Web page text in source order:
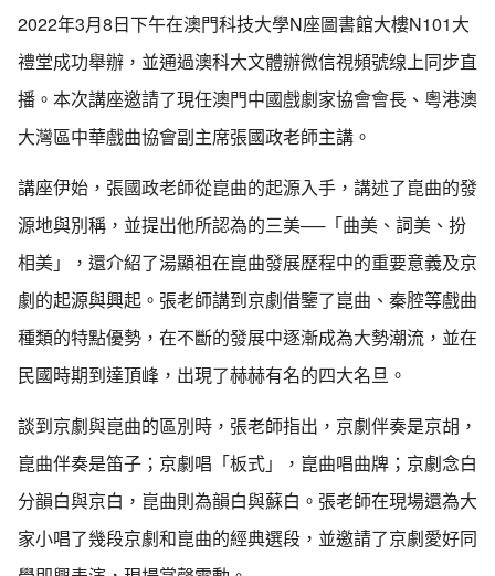
2022年3月8日下午在澳門科技大學N座圖書館大樓N101大
禮堂成功舉辦，並通過澳科大文體辦微信視頻號缐上同步直
播。本次講座邀請了現任澳門中國戲劇家協會會長、粵港澳
大灣區中華戲曲協會副主席張國政老師主講。
講座伊始，張國政老師從崑曲的起源入手，講述了崑曲的發
源地與別稱，並提出他所認為的三美──「曲美、詞美、扮
相美」，還介紹了湯顯祖在崑曲發展歷程中的重要意義及京
劇的起源與興起。張老師講到京劇借鑒了崑曲、秦腔等戲曲
種類的特點優勢，在不斷的發展中逐漸成為大勢潮流，並在
民國時期到達頂峰，出現了赫赫有名的四大名旦。
談到京劇與崑曲的區別時，張老師指出，京劇伴奏是京胡，
崑曲伴奏是笛子；京劇唱「板式」，崑曲唱曲牌；京劇念白
分韻白與京白，崑曲則為韻白與蘇白。張老師在現場還為大
家小唱了幾段京劇和崑曲的經典選段，並邀請了京劇愛好同